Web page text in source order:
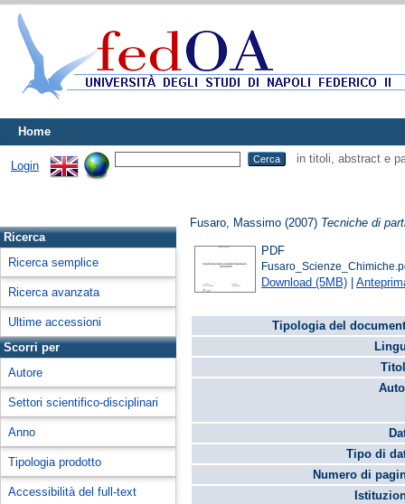
Home
Login
in titoli, abstract e
Ricerca
Ricerca semplice
Ricerca avanzata
Ultime accessioni
Scorri per
Autore
Settori scientifico-disciplinari
Anno
Tipologia prodotto
Accessibilità del full-text
Fusaro, Massimo (2007) Tecniche di
PDF
Download (5MB) |
Tipologia del
Tipo di
Numero di